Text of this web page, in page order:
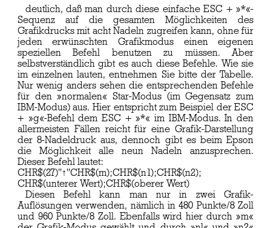
deutlich, daß man durch diese einfache ESC + »*«-
Sequenz auf die gesamten Möglichkeiten des
Grafikdrucks mit acht Nadeln zugreifen kann, ohne für
jeden erwünschten Grafikmodus einen eigenen
speziellen Befehl benutzen zu müssen. Aber
selbstverständlich gibt es auch diese Befehle. Wie sie
im einzelnen lauten, entnehmen Sie bitte der Tabelle.
Nur wenig anders sehen die entsprechenden Befehle
für den »normalen« Star-Modus (im Gegensatz zum
IBM-Modus) aus. Hier entspricht zum Beispiel der ESC
+ »g«-Befehl dem ESC + »*« im IBM-Modus. In den
allermeisten Fällen reicht für eine Grafik-Darstellung
der 8-Nadeldruck aus, dennoch gibt es beim Epson
die Möglichkeit alle neun Nadeln anzusprechen.
Dieser Befehl lautet:
CHR$(27)"↑"CHR$(m);CHR$(n1);CHR$(n2);
CHR$(unterer Wert);CHR$(oberer Wert)
Diesen Befehl kann man nur in zwei Grafik-
Auflösungen verwenden, nämlich in 480 Punkte/8 Zoll
und 960 Punkte/8 Zoll. Ebenfalls wird hier durch »m«